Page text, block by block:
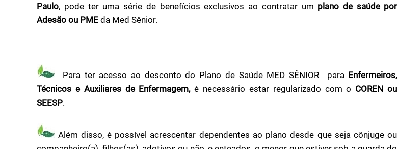
Paulo, pode ter uma série de benefícios exclusivos ao contratar um plano de saúde por
Adesão ou PME da Med Sênior.
Para ter acesso ao desconto do Plano de Saúde MED SÊNIOR para Enfermeiros,
Técnicos e Auxiliares de Enfermagem,é necessário estar regularizado com o COREN ou
SEESP.
Além disso, é possível acrescentar dependentes ao plano desde que seja cônjuge ou